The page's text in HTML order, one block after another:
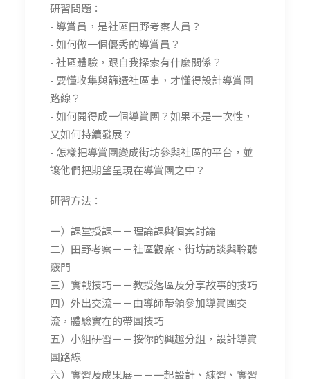
研習問題：
- 導賞員，是社區田野考察人員？
- 如何做一個優秀的導賞員？
- 社區體驗，跟自我探索有什麼關係？
- 要懂收集與篩選社區事，才懂得設計導賞團
路線？
- 如何開得成一個導賞團？如果不是一次性，
又如何持續發展？
- 怎樣把導賞團變成街坊參與社區的平台，並
讓他們把期望呈現在導賞團之中？
研習方法：
一）課堂授課－－理論課與個案討論
二）田野考察－－社區觀察、街坊訪談與聆聽
竅門
三）實戰技巧－－教授落區及分享故事的技巧
四）外出交流－－由導師帶領參加導賞團交
流，體驗實在的帶團技巧
五）小組研習－－按你的興趣分組，設計導賞
團路線
六）實習及成果展－－一起設計、練習、實習